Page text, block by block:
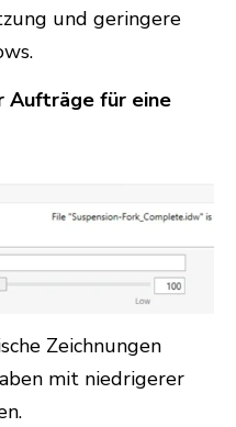
und geringere
Aufträge für eine
Zeichnungen
mit niedrigerer